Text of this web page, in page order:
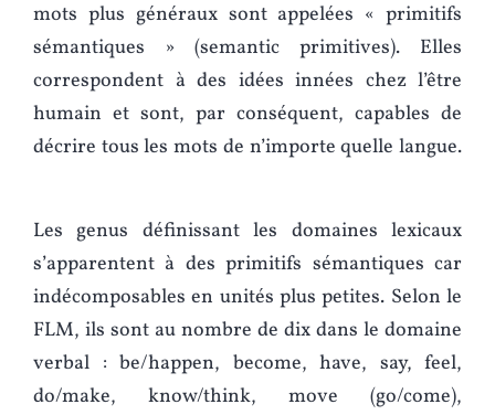
mots plus généraux sont appelées « primitifs
sémantiques » (semantic primitives). Elles
correspondent à des idées innées chez l’être
humain et sont, par conséquent, capables de
décrire tous les mots de n’importe quelle langue.
Les genus définissant les domaines lexicaux
s’apparentent à des primitifs sémantiques car
indécomposables en unités plus petites. Selon le
FLM, ils sont au nombre de dix dans le domaine
verbal : be/happen, become, have, say, feel,
do/make, know/think, move (go/come),